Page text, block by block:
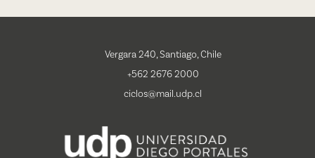
Vergara 240, Santiago, Chile
+562 2676 2000
ciclos@mail.udp.cl